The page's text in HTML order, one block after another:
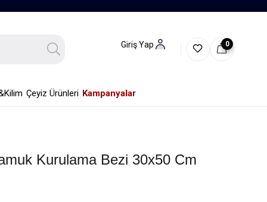
Giriş Yap 0
Çeyiz Ürünleri Kampanyalar
Kurulama Bezi 30x50 Cm